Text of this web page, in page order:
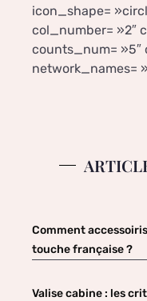
icon_shape=
col_number= »2″
counts_num= »5″
network_names=
Comment
touche française ?
Valise cabine : les